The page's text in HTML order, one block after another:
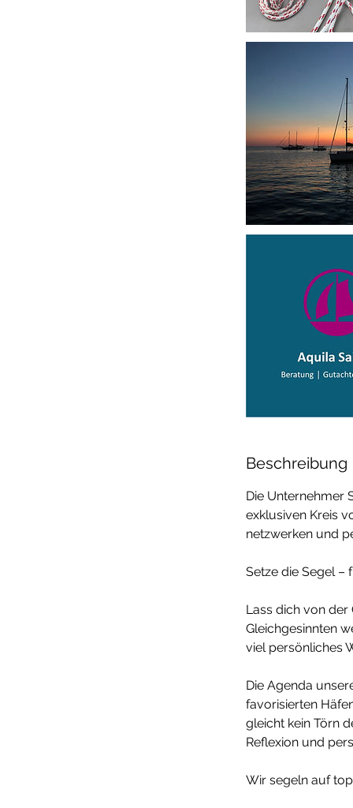
Beschreibung
Die Unternehmer
exklusiven Kreis
netzwerken und
Setze die Segel –
Lass dich von der
Gleichgesinnten
viel persönliches
Die Agenda
favorisierten
gleicht kein Törn
Reflexion und
Wir segeln auf